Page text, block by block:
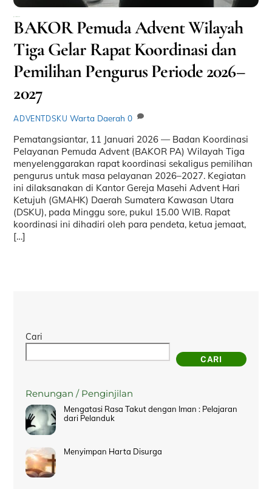
BAKOR Pemuda Advent Wilayah
Tiga Gelar Rapat Koordinasi dan
Pemilihan Pengurus Periode 2026–
2027
ADVENTDSKU Warta Daerah 0
Pematangsiantar, 11 Januari 2026 — Badan Koordinasi
Pelayanan Pemuda Advent (BAKOR PA) Wilayah Tiga
menyelenggarakan rapat koordinasi sekaligus pemilihan
pengurus untuk masa pelayanan 2026–2027. Kegiatan
ini dilaksanakan di Kantor Gereja Masehi Advent Hari
Ketujuh (GMAHK) Daerah Sumatera Kawasan Utara
(DSKU), pada Minggu sore, pukul 15.00 WIB. Rapat
koordinasi ini dihadiri oleh para pendeta, ketua jemaat,
[…]
Cari
CARI
Renungan / Penginjilan
Mengatasi Rasa Takut dengan Iman : Pelajaran
dari Pelanduk
Menyimpan Harta Disurga